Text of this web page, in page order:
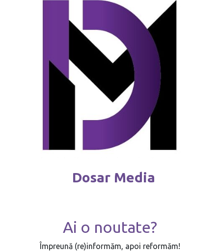
Reguli noi pentru deținătorii de câini
februarie 4 / 2026
Dosar Media
Ai o noutate?
Împreună (re)informăm, apoi reformăm!